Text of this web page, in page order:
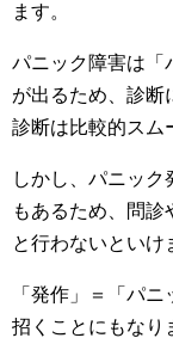
ます。
パニック障害は「
が出るため、診断
診断は比較的スム
しかし、パニッ
もあるため、問診
と行わないといけ
「発作」＝「パ
招くことにもなり